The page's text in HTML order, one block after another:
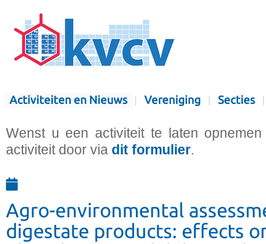
Activiteiten en Nieuws Vereniging Secties
Wenst u een activiteit te laten
activiteit door via dit formulier.
Agro-environmental
digestate products: effects